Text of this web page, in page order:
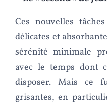
Ces nouvelles
délicates et
sérénité minimale
avec le temps dont
disposer. Mais ce
grisantes, en